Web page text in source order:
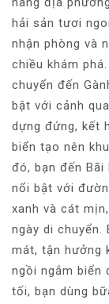
hải sản tươi
nhận phòng và
chiều khám
chuyển đến
bật với cảnh
dựng đứng, kết
biển tạo nên
đó, bạn đến Bãi
nổi bật với
xanh và cát
ngày di
mát, tận hưởng
ngồi ngắm biển
tối, bạn dùng